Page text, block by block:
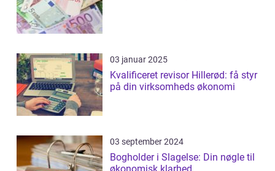
03 januar 2025
Kvalificeret revisor Hillerød: få styr
på din virksomheds økonomi
03 september 2024
Bogholder i Slagelse: Din nøgle til